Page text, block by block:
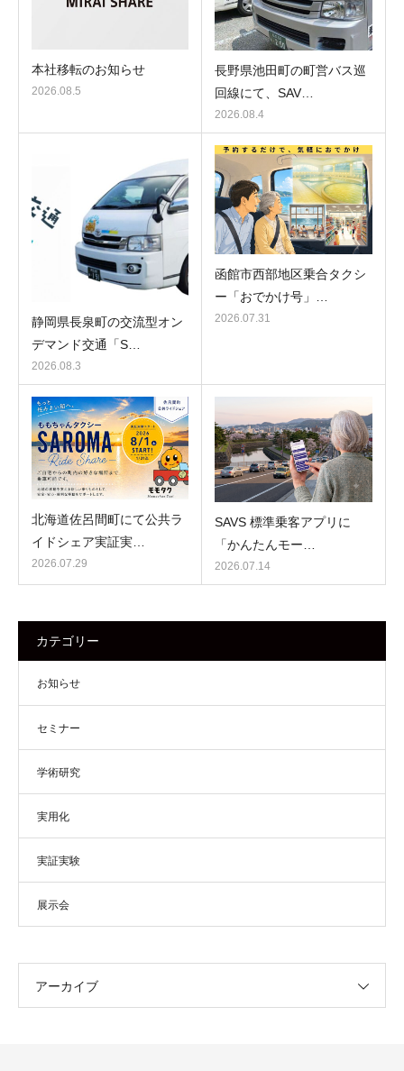
本社移転のお知らせ
2026.08.5
長野県池田町の町営バス巡
回線にて、SAV…
2026.08.4
静岡県長泉町の交流型オン
デマンド交通「S…
2026.08.3
函館市西部地区乗合タクシ
ー「おでかけ号」…
2026.07.31
北海道佐呂間町にて公共ラ
イドシェア実証実…
2026.07.29
SAVS 標準乗客アプリに
「かんたんモー…
2026.07.14
カテゴリー
お知らせ
セミナー
学術研究
実用化
実証実験
展示会
アーカイブ